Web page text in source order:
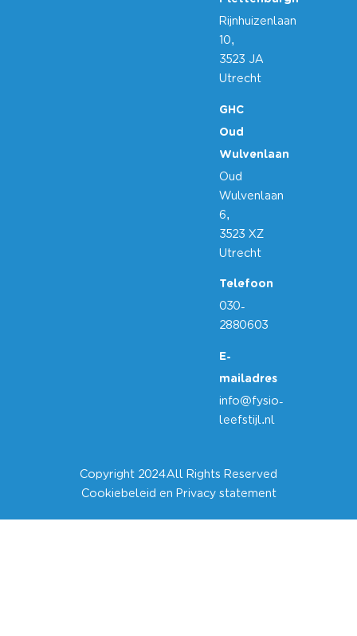
Plettenburgh
Rijnhuizenlaan
10,
3523 JA
Utrecht
GHC
Oud
Wulvenlaan
Oud
Wulvenlaan
6,
3523 XZ
Utrecht
Telefoon
030-
2880603
E-
mailadres
info@fysio-
leefstijl.nl
Copyright 2024All Rights Reserved
Cookiebeleid en Privacy statement